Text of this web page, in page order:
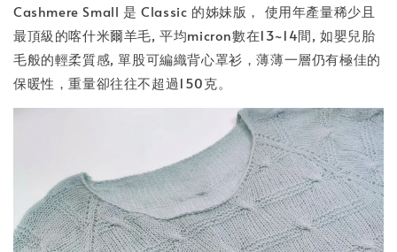
Cashmere Small 是 Classic 的姊妹版， 使用年產量稀少且
最頂級的喀什米爾羊毛, 平均micron數在13~14間, 如嬰兒胎
毛般的輕柔質感, 單股可編織背心罩衫，薄薄一層仍有極佳的
保暖性，重量卻往往不超過150克。